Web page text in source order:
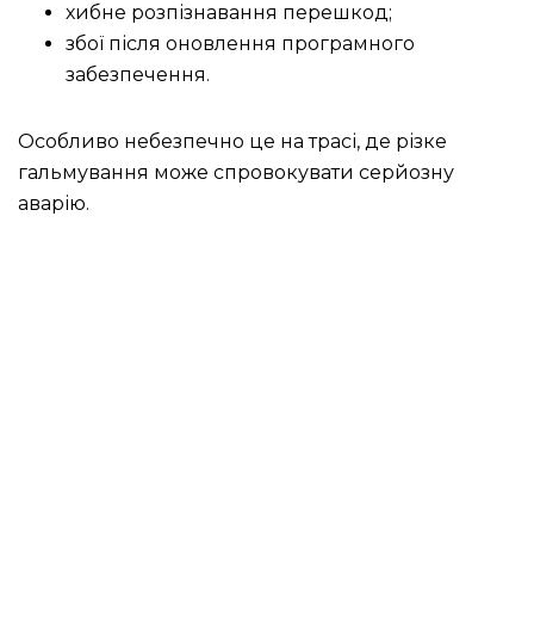
хибне розпізнавання перешкод;
збої після оновлення програмного
забезпечення.
Особливо небезпечно це на трасі, де різке
гальмування може спровокувати серйозну
аварію.